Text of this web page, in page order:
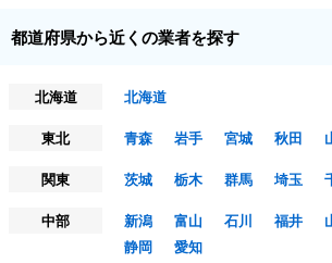
都道府県から近くの業者を探す
北海道
北海道
東北
青森 岩手 宮城 秋田
関東
茨城 栃木 群馬 埼玉
中部
新潟 富山 石川 福井
静岡
愛知